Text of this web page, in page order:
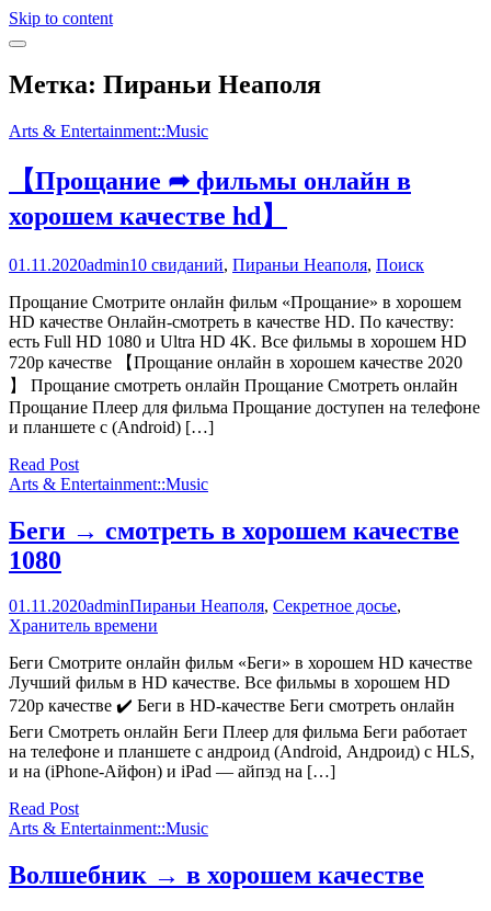
Skip to content
Метка: Пираньи Неаполя
Arts & Entertainment::Music
【Прощание ➦ фильмы онлайн в
хорошем качестве hd】
01.11.2020admin10 свиданий, Пираньи Неаполя, Поиск
Прощание Смотрите онлайн фильм «Прощание» в хорошем
HD качестве Онлайн-смотреть в качестве HD. По качеству:
есть Full HD 1080 и Ultra HD 4K. Все фильмы в хорошем HD
720p качестве 【Прощание онлайн в хорошем качестве 2020
】 Прощание смотреть онлайн Прощание Смотреть онлайн
Прощание Плеер для фильма Прощание доступен на телефоне
и планшете с (Android) […]
Read Post
Arts & Entertainment::Music
Беги → смотреть в хорошем качестве
1080
01.11.2020adminПираньи Неаполя, Секретное досье,
Хранитель времени
Беги Смотрите онлайн фильм «Беги» в хорошем HD качестве
Лучший фильм в HD качестве. Все фильмы в хорошем HD
720p качестве ✔️ Беги в HD-качестве Беги смотреть онлайн
Беги Смотреть онлайн Беги Плеер для фильма Беги работает
на телефоне и планшете с андроид (Android, Андроид) с HLS,
и на (iPhone-Айфон) и iPad — айпэд на […]
Read Post
Arts & Entertainment::Music
Волшебник → в хорошем качестве